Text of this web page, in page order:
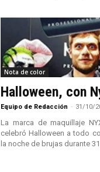
Nota de color
Halloween, con
Equipo de Redacción - 31/10/
La marca de maquillaje
celebró Halloween a todo
la noche de brujas durante 31